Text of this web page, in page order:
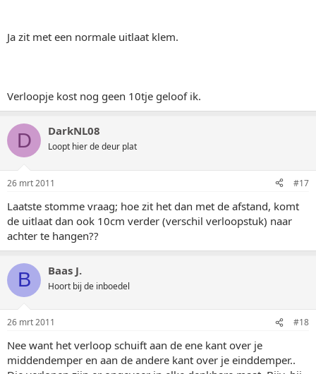
Ja zit met een normale uitlaat klem.
Verloopje kost nog geen 10tje geloof ik.
D DarkNL08
Loopt hier de deur plat
26 mrt 2011 #17
Laatste stomme vraag; hoe zit het dan met de afstand, komt
de uitlaat dan ook 10cm verder (verschil verloopstuk) naar
achter te hangen??
B Baas J.
Hoort bij de inboedel
26 mrt 2011 #18
Nee want het verloop schuift aan de ene kant over je
middendemper en aan de andere kant over je einddemper..